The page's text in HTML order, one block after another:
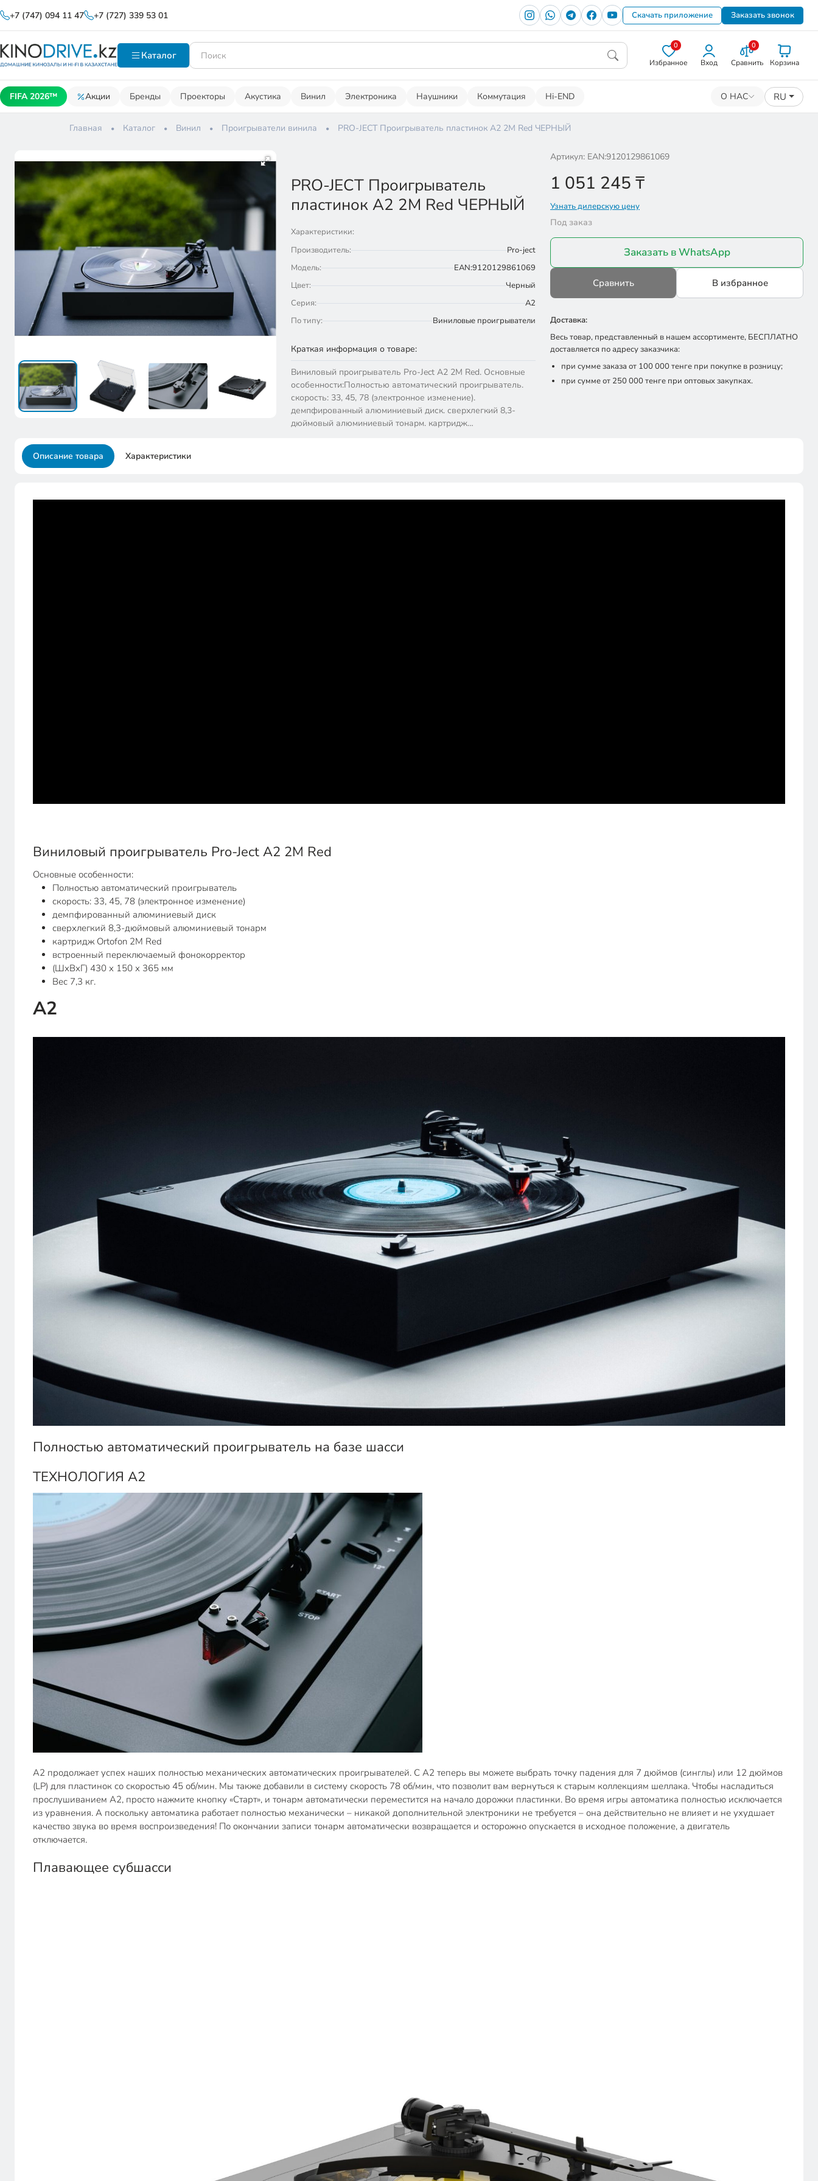
+7 (747) 094 11 47 +7 (727) 339 53 01 Скачать приложение Заказать звонок
Каталог
0
Избранное Вход
0
Сравнить Корзина
FIFA 2026™ Акции Бренды Проекторы Акустика Винил Электроника Наушники Коммутация Hi-END О НАС RU
Главная Каталог Винил Проигрыватели винила PRO-JECT Проигрыватель пластинок A2 2М Red ЧЕРНЫЙ
PRO-JECT Проигрыватель
пластинок A2 2М Red ЧЕРНЫЙ
Характеристики:
Производитель:
Pro-ject
Модель:
EAN:9120129861069
Цвет:
Черный
Серия:
A2
По типу:
Виниловые проигрыватели
Краткая информация о товаре:
Виниловый проигрыватель Pro-Ject A2 2М Red. Основные
особенности:Полностью автоматический проигрыватель.
скорость: 33, 45, 78 (электронное изменение).
демпфированный алюминиевый диск. сверхлегкий 8,3-
дюймовый алюминиевый тонарм. картридж…
Артикул: EAN:9120129861069
1 051 245 ₸
Узнать дилерскую цену
Под заказ
Заказать в WhatsApp
Сравнить В избранное
Доставка:
Весь товар, представленный в нашем ассортименте, БЕСПЛАТНО
доставляется по адресу заказчика:
при сумме заказа от 100 000 тенге при покупке в розницу;
при сумме от 250 000 тенге при оптовых закупках.
Описание товара Характеристики
Виниловый проигрыватель Pro-Ject A2 2М Red
Основные особенности:
Полностью автоматический проигрыватель
скорость: 33, 45, 78 (электронное изменение)
демпфированный алюминиевый диск
сверхлегкий 8,3-дюймовый алюминиевый тонарм
картридж Ortofon 2M Red
встроенный переключаемый фонокорректор
(ШхВхГ) 430 х 150 х 365 мм
Вес 7,3 кг.
А2
Полностью автоматический проигрыватель на базе шасси
ТЕХНОЛОГИЯ А2
A2 продолжает успех наших полностью механических автоматических проигрывателей. С A2 теперь вы можете выбрать точку падения для 7 дюймов (синглы) или 12 дюймов
(LP) для пластинок со скоростью 45 об/мин. Мы также добавили в систему скорость 78 об/мин, что позволит вам вернуться к старым коллекциям шеллака. Чтобы насладиться
прослушиванием А2, просто нажмите кнопку «Старт», и тонарм автоматически переместится на начало дорожки пластинки. Во время игры автоматика полностью исключается
из уравнения. А поскольку автоматика работает полностью механически – никакой дополнительной электроники не требуется – она действительно не влияет и не ухудшает
качество звука во время воспроизведения! По окончании записи тонарм автоматически возвращается и осторожно опускается в исходное положение, а двигатель
отключается.
Плавающее субшасси